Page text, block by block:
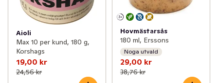
Aioli
Max 10 per kund, 180 g,
Korshags
19,00 kr
24,56 kr
Hovmästarsås
180 ml, Erssons
Noga utvald
29,00 kr
38,76 kr